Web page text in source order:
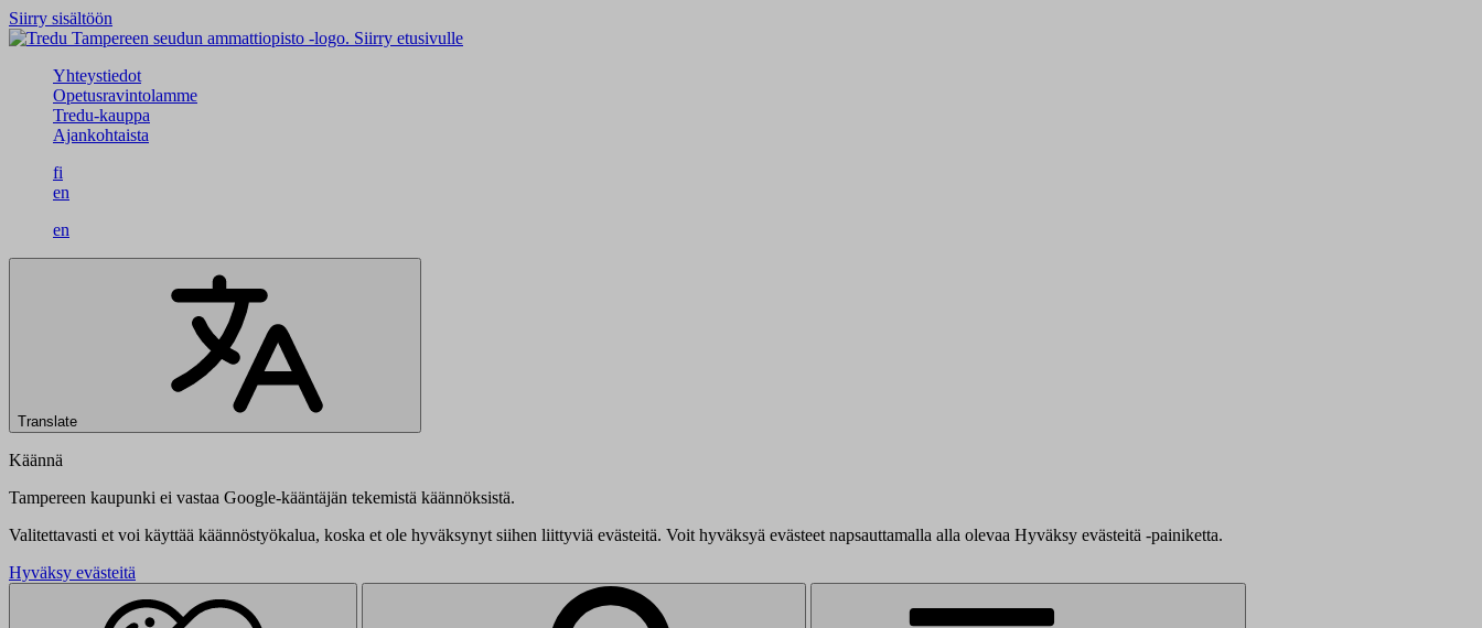
Siirry sisältöön
Siirry etusivulle
Yhteystiedot
Opetusravintolamme
Tredu-kauppa
Ajankohtaista
fi
en
en
Translate
Käännä
Tampereen kaupunki ei vastaa Google-kääntäjän tekemistä käännöksistä.
Valitettavasti et voi käyttää käännöstyökalua, koska et ole hyväksynyt siihen liittyviä evästeitä. Voit hyväksyä evästeet napsauttamalla alla olevaa Hyväksy evästeitä -painiketta.
Hyväksy evästeitä